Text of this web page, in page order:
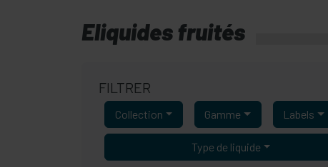
Eliquides fruités
FILTRER
Collection Gamme Labels
Type de liquide